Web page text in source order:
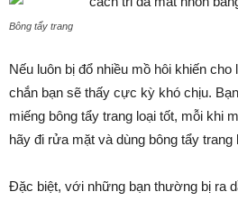
Bông tẩy trang
Nếu luôn bị đổ nhiều mồ hôi khiến cho
chắn bạn sẽ thấy cực kỳ khó chịu.
miếng bông tẩy trang loại tốt, mỗi khi
hãy đi rửa mặt và dùng bông tẩy
Đặc biệt, với những bạn thường bị ra